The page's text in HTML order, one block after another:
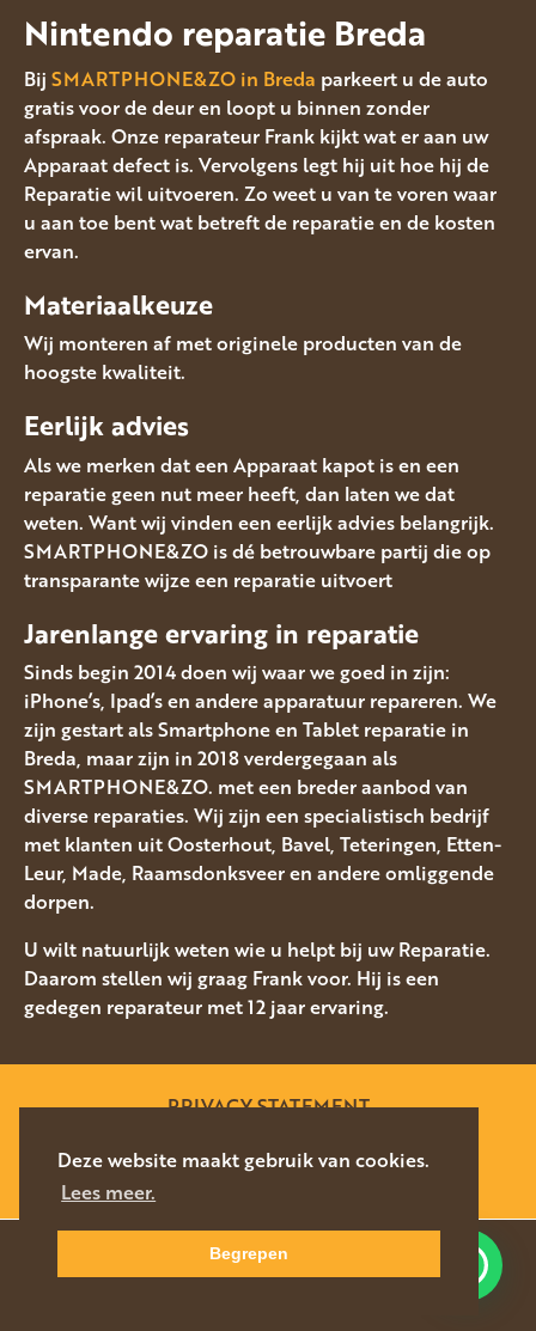
Deze website maakt gebruik van cookies.
Lees meer.
Begrepen
Nintendo reparatie Breda
Bij SMARTPHONE&ZO in Breda parkeert u de auto
gratis voor de deur en loopt u binnen zonder
afspraak. Onze reparateur Frank kijkt wat er aan uw
Apparaat defect is. Vervolgens legt hij uit hoe hij de
Reparatie wil uitvoeren. Zo weet u van te voren waar
u aan toe bent wat betreft de reparatie en de kosten
ervan.
Materiaalkeuze
Wij monteren af met originele producten van de
hoogste kwaliteit.
Eerlijk advies
Als we merken dat een Apparaat kapot is en een
reparatie geen nut meer heeft, dan laten we dat
weten. Want wij vinden een eerlijk advies belangrijk.
SMARTPHONE&ZO is dé betrouwbare partij die op
transparante wijze een reparatie uitvoert
Jarenlange ervaring in reparatie
Sinds begin 2014 doen wij waar we goed in zijn:
iPhone’s, Ipad’s en andere apparatuur repareren. We
zijn gestart als Smartphone en Tablet reparatie in
Breda, maar zijn in 2018 verdergegaan als
SMARTPHONE&ZO. met een breder aanbod van
diverse reparaties. Wij zijn een specialistisch bedrijf
met klanten uit Oosterhout, Bavel, Teteringen, Etten-
Leur, Made, Raamsdonksveer en andere omliggende
dorpen.
U wilt natuurlijk weten wie u helpt bij uw Reparatie.
Daarom stellen wij graag Frank voor. Hij is een
gedegen reparateur met 12 jaar ervaring.
PRIVACY STATEMENT
WEBSITE DOOR
DIRECT CONTACT
076-5878627
Waar kunnen we u mee helpen?